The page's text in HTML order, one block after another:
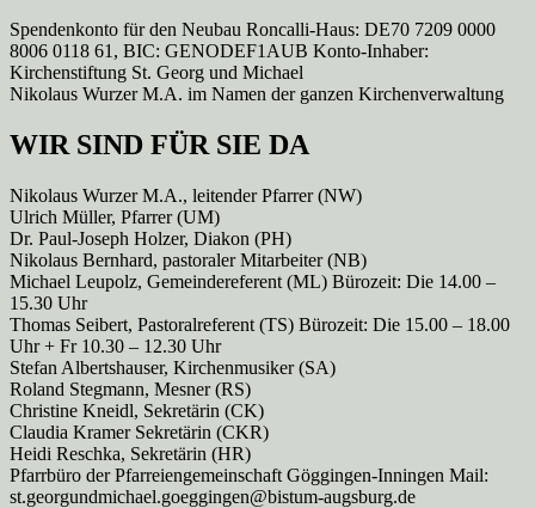
Spendenkonto für den Neubau Roncalli-Haus: DE70 7209 0000
8006 0118 61, BIC: GENODEF1AUB Konto-Inhaber:
Kirchenstiftung St. Georg und Michael
Nikolaus Wurzer M.A. im Namen der ganzen Kirchenverwaltung
WIR SIND FÜR SIE DA
Nikolaus Wurzer M.A., leitender Pfarrer (NW)
Ulrich Müller, Pfarrer (UM)
Dr. Paul-Joseph Holzer, Diakon (PH)
Nikolaus Bernhard, pastoraler Mitarbeiter (NB)
Michael Leupolz, Gemeindereferent (ML) Bürozeit: Die 14.00 –
15.30 Uhr
Thomas Seibert, Pastoralreferent (TS) Bürozeit: Die 15.00 – 18.00
Uhr + Fr 10.30 – 12.30 Uhr
Stefan Albertshauser, Kirchenmusiker (SA)
Roland Stegmann, Mesner (RS)
Christine Kneidl, Sekretärin (CK)
Claudia Kramer Sekretärin (CKR)
Heidi Reschka, Sekretärin (HR)
Pfarrbüro der Pfarreiengemeinschaft Göggingen-Inningen Mail:
st.georgundmichael.goeggingen@bistum-augsburg.de